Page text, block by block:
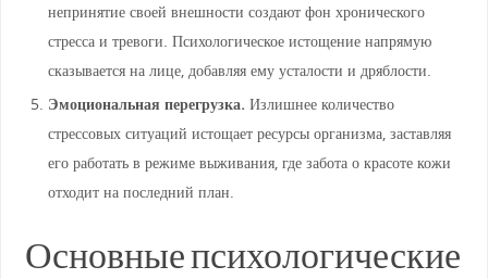
непринятие своей внешности создают фон хронического
стресса и тревоги. Психологическое истощение напрямую
сказывается на лице, добавляя ему усталости и дряблости.
Эмоциональная перегрузка. Излишнее количество
стрессовых ситуаций истощает ресурсы организма, заставляя
его работать в режиме выживания, где забота о красоте кожи
отходит на последний план.
Основные психологические